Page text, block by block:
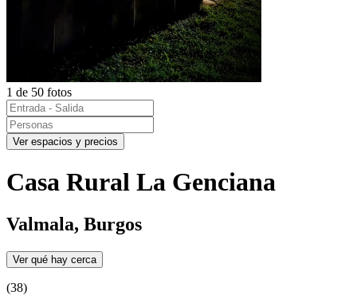
1 de 50 fotos
Ver espacios y precios
Casa Rural La Genciana
Valmala, Burgos
Ver qué hay cerca
(38)